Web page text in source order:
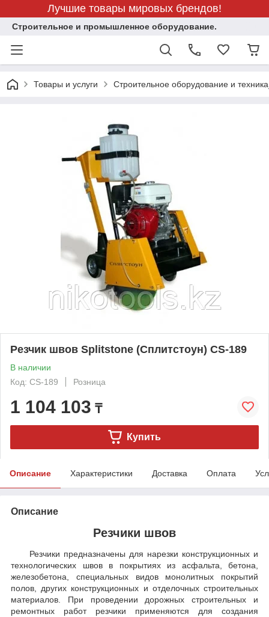
Лучшие товары мировых брендов!
Строительное и промышленное оборудование.
Товары и услуги Строительное оборудование и
Резчик швов Splitstone (Сплитстоун) CS-189
В наличии
Код: CS-189
Розница
1 104 103 ₸
Купить
Описание Характеристики Доставка Оплата
Описание
Резчики швов
Резчики предназначены для нарезки конструкционных и
технологических швов в покрытиях из асфальта, бетона,
железобетона, специальных видов монолитных покрытий
полов, других конструкционных и отделочных строительных
материалов. При проведении дорожных строительных и
ремонтных работ резчики применяются для создания